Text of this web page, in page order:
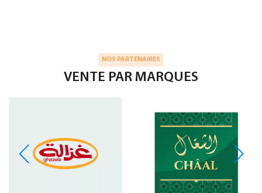
NOS PARTENAIRES
VENTE PAR MARQUES